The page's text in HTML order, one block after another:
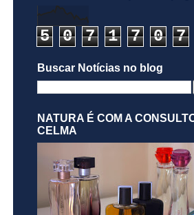
5 0 7 1 7 0 7
Buscar Notícias no blog
NATURA É COM A
CELMA